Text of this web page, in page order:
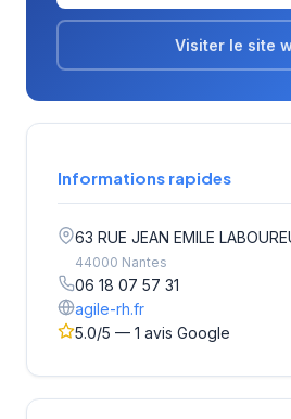
Visiter le site
Informations rapides
63 RUE JEAN EMILE
44000 Nantes
06 18 07 57 31
agile-rh.fr
5.0/5 — 1 avis Google